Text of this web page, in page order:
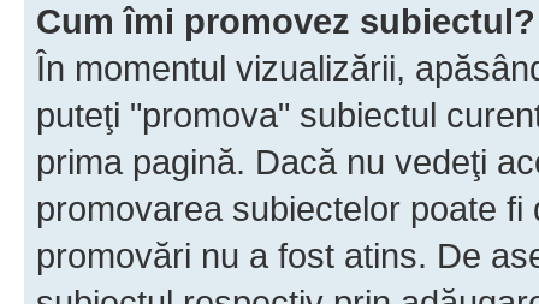
Cum îmi promovez subiectul?
În momentul vizualizării,
puteţi "promova" subiectul
prima pagină. Dacă nu vedeţi
promovarea subiectelor poate
promovări nu a fost atins. De